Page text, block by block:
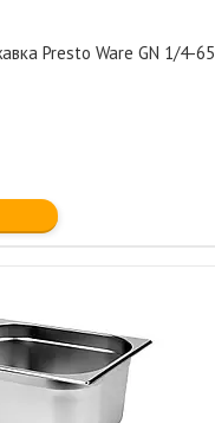
Presto Ware GN 1/4-65